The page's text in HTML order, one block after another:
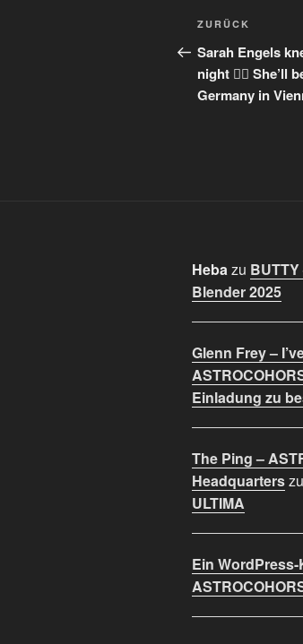
Vorheriger
Beitrag
ZURÜCK
Sarah Engels
night ❤️‍🔥 She’ll
Germany in
Hebazu
Blender 2025
Glenn Frey –
Einladung zu
The Ping –
Headquarterszu
ULTIMA
Ein